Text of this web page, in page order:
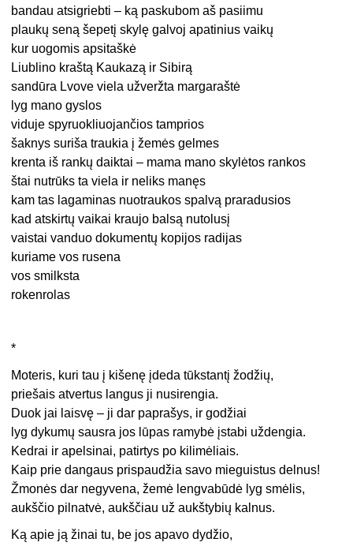
bandau atsigriebti – ką paskubom aš pasiimu
plaukų seną šepetį skylę galvoj apatinius vaikų
kur uogomis apsitaškė
Liublino kraštą Kaukazą ir Sibirą
sandūra Lvove viela užveržta margaraštė
lyg mano gyslos
viduje spyruokliuojančios tamprios
šaknys suriša traukia į žemės gelmes
krenta iš rankų daiktai – mama mano skylėtos rankos
štai nutrūks ta viela ir neliks manęs
kam tas lagaminas nuotraukos spalvą praradusios
kad atskirtų vaikai kraujo balsą nutolusį
vaistai vanduo dokumentų kopijos radijas
kuriame vos rusena
vos smilksta
rokenrolas
*
Moteris, kuri tau į kišenę įdeda tūkstantį žodžių,
priešais atvertus langus ji nusirengia.
Duok jai laisvę – ji dar paprašys, ir godžiai
lyg dykumų sausra jos lūpas ramybė įstabi uždengia.
Kedrai ir apelsinai, patirtys po kilimėliais.
Kaip prie dangaus prispaudžia savo mieguistus delnus!
Žmonės dar negyvena, žemė lengvabūdė lyg smėlis,
aukščio pilnatvė, aukščiau už aukštybių kalnus.
Ką apie ją žinai tu, be jos apavo dydžio,